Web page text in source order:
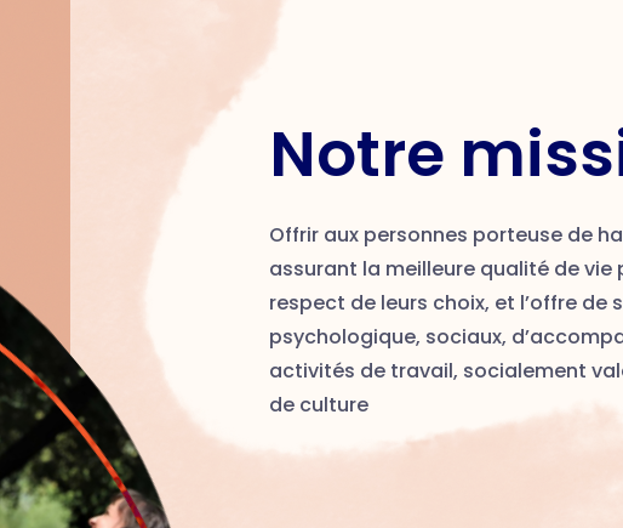
Notre
Offrir aux personnes porteuse de
assurant la meilleure qualité de
respect de leurs choix, et l’offre de
psychologique, sociaux,
activités de travail, socialement
de culture